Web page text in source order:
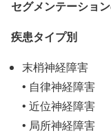
セグメンテーショ
疾患タイプ別
末梢神経障害
• 自律神経障害
• 近位神経障害
• 局所神経障害